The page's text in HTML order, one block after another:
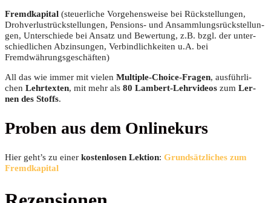
Fremd­ka­pi­tal (steu­er­li­che Vor­ge­hens­wei­se bei Rück­stel­lun­gen,
Droh­ver­lust­rück­stel­lun­gen, Pen­si­ons- und Ansamm­lungs­rück­stel­lun­
gen, Unter­schie­de bei Ansatz und Bewer­tung, z.B. bzgl. der unter­
schied­li­chen Abzin­sun­gen, Ver­bind­lich­kei­ten u.A. bei
Fremdwährungsgeschäften)
All das wie immer mit vie­len Mul­ti­ple-Choice-Fra­gen, aus­führ­li­
chen Lehr­tex­ten, mit mehr als 80 Lam­bert-Lehr­vi­de­os zum Ler­
nen des Stoffs.
Pro­ben aus dem Onlinekurs
Hier geht’s zu einer kos­ten­lo­sen Lek­ti­on: Grund­sätz­li­ches zum
Fremdkapital